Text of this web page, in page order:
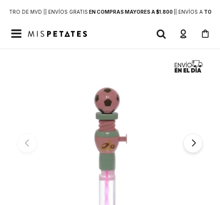
DE MVD | | ENVÍOS GRATIS EN COMPRAS MAYORES A $1.800 | ENVÍOS ATODO
